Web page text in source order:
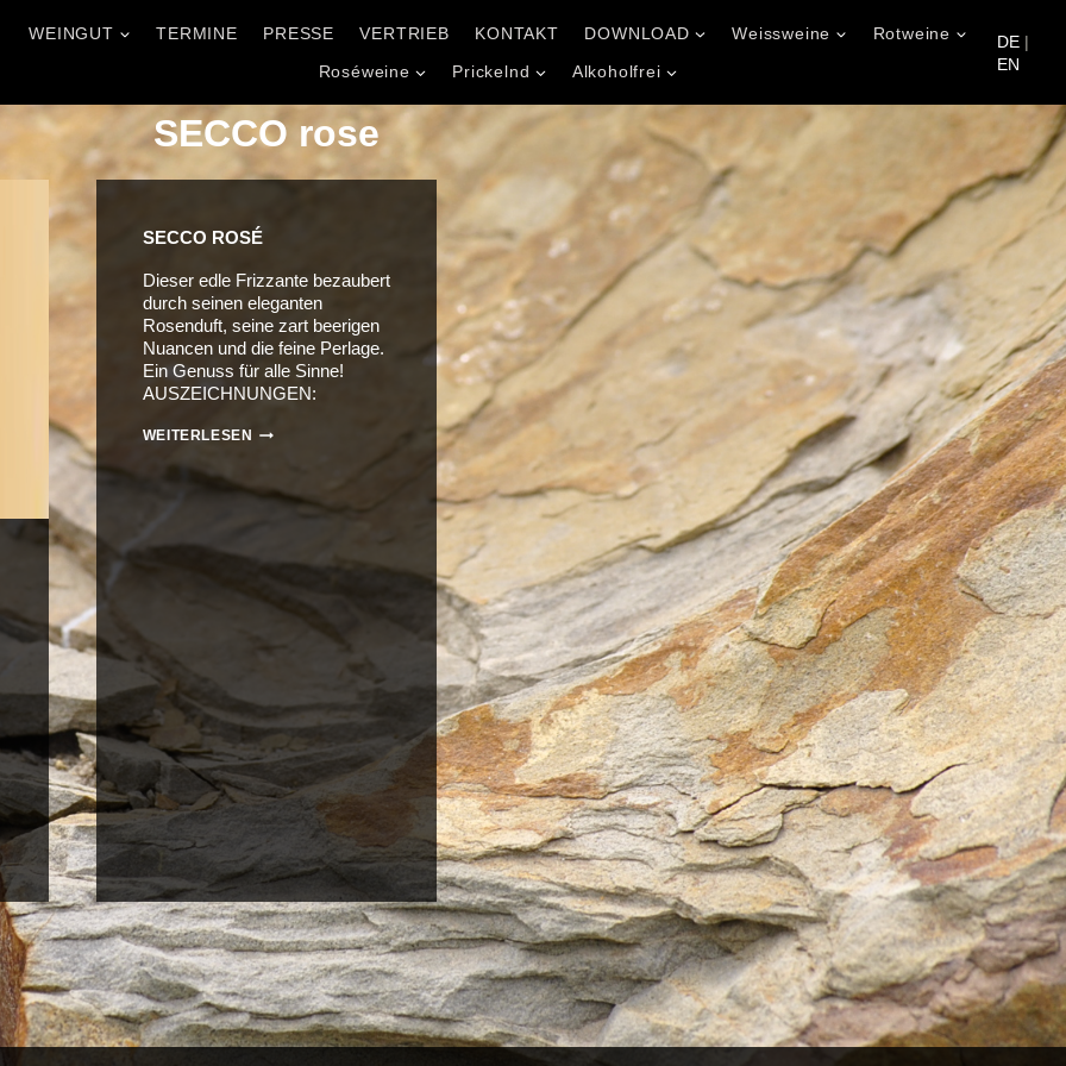
WEINGUT TERMINE PRESSE VERTRIEB KONTAKT DOWNLOAD Weissweine Rotweine
Roséweine Prickelnd Alkoholfrei
DE |
EN
SECCO rose
SECCO ROSÉ
Dieser edle Frizzante bezaubert
durch seinen eleganten
Rosenduft, seine zart beerigen
Nuancen und die feine Perlage.
Ein Genuss für alle Sinne!
AUSZEICHNUNGEN:
WEITERLESEN
SECCO